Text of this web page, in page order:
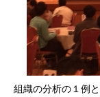
組織の分析の１例